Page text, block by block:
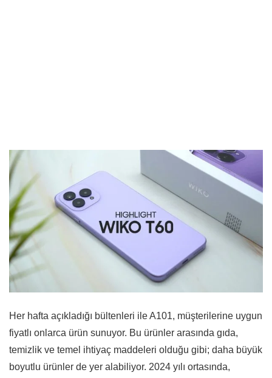
Her hafta açıkladığı bültenleri ile A101, müşterilerine uygun
fiyatlı onlarca ürün sunuyor. Bu ürünler arasında gıda,
temizlik ve temel ihtiyaç maddeleri olduğu gibi; daha büyük
boyutlu ürünler de yer alabiliyor. 2024 yılı ortasında,